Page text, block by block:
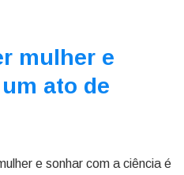
mulher e
ato de
e sonhar com a ciência é